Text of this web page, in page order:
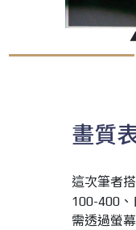
畫質
這次筆者
100-400
需透過螢